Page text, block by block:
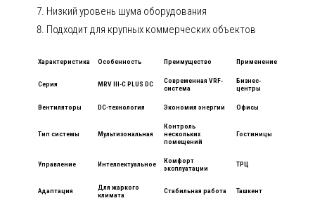
Низкий уровень шума оборудования
Подходит для крупных коммерческих объектов
Характеристика Особенность Преимущество Применение
Серия MRV III-C PLUS DC
Современная VRF-
система
Бизнес-
центры
Вентиляторы DC-технология Экономия энергии Офисы
Тип системы Мультизональная
Контроль
нескольких
помещений
Гостиницы
Управление Интеллектуальное
Комфорт
эксплуатации
ТРЦ
Адаптация
Для жаркого
климата
Стабильная работа Ташкент